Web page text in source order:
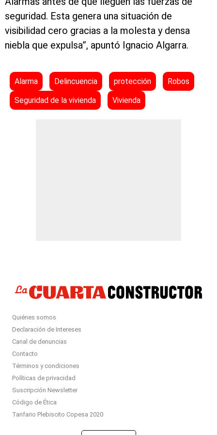
seguridad. Esta genera una situación de
visibilidad cero gracias a la molesta y densa
niebla que expulsa”, apuntó Ignacio Algarra.
Alarma Delincuencia protección Robos
Seguridad de la vivienda Vivienda
Quiénes somos
Declaración de Intereses
Canal de denuncias
Contacto
Términos y condiciones
Políticas de privacidad
Suscripción Newsletter
Código de Ética
Tarifario Plebiscito Copesa 2020